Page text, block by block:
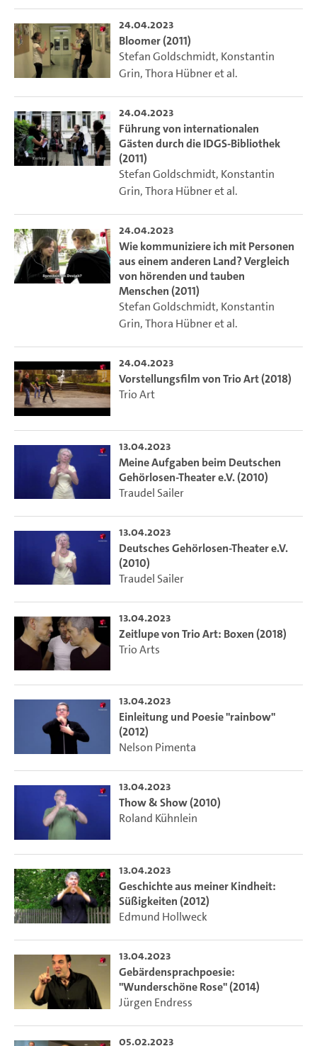
24.04.2023
Bloomer (2011)
Stefan Goldschmidt, Konstantin
Grin,Thora Hübneret al.
24.04.2023
Führung von internationalen
Gästen durch die IDGS-Bibliothek
(2011)
Stefan Goldschmidt, Konstantin
Grin,Thora Hübneret al.
24.04.2023
Wie kommuniziere ich mit Personen
aus einem anderen Land? Vergleich
von hörenden und tauben
Menschen (2011)
Stefan Goldschmidt, Konstantin
Grin,Thora Hübneret al.
24.04.2023
Vorstellungsfilm von Trio Art (2018)
Trio Art
13.04.2023
Meine Aufgaben beim Deutschen
Gehörlosen-Theater e.V. (2010)
Traudel Sailer
13.04.2023
Deutsches Gehörlosen-Theater e.V.
(2010)
Traudel Sailer
13.04.2023
Zeitlupe von Trio Art: Boxen (2018)
Trio Arts
13.04.2023
Einleitung und Poesie "rainbow"
(2012)
Nelson Pimenta
13.04.2023
Thow & Show (2010)
Roland Kühnlein
13.04.2023
Geschichte aus meiner Kindheit:
Süßigkeiten (2012)
Edmund Hollweck
13.04.2023
Gebärdensprachpoesie:
"Wunderschöne Rose" (2014)
Jürgen Endress
05.02.2023